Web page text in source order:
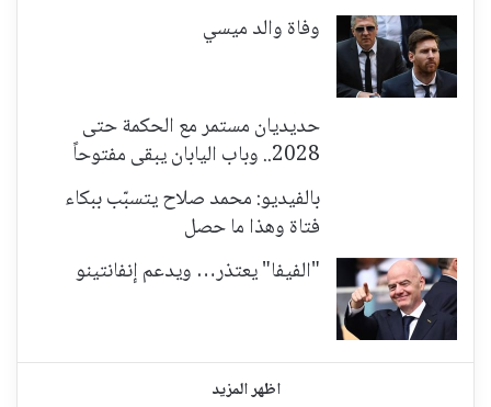
وفاة والد ميسي
حديديان مستمر مع الحكمة حتى
2028.. وباب اليابان يبقى مفتوحاً
بالفيديو: محمد صلاح يتسبّب ببكاء
فتاة وهذا ما حصل
"الفيفا" يعتذر… ويدعم إنفانتينو
اظهر المزيد